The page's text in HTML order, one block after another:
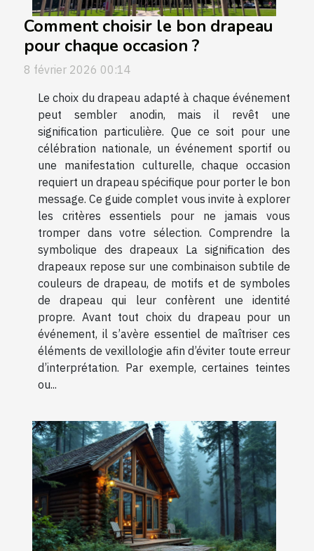
Comment choisir le bon drapeau
pour chaque occasion ?
8 février 2026 00:14
Le choix du drapeau adapté à chaque événement
peut sembler anodin, mais il revêt une
signification particulière. Que ce soit pour une
célébration nationale, un événement sportif ou
une manifestation culturelle, chaque occasion
requiert un drapeau spécifique pour porter le bon
message. Ce guide complet vous invite à explorer
les critères essentiels pour ne jamais vous
tromper dans votre sélection. Comprendre la
symbolique des drapeaux La signification des
drapeaux repose sur une combinaison subtile de
couleurs de drapeau, de motifs et de symboles
de drapeau qui leur confèrent une identité
propre. Avant tout choix du drapeau pour un
événement, il s’avère essentiel de maîtriser ces
éléments de vexillologie afin d’éviter toute erreur
d’interprétation. Par exemple, certaines teintes
ou...